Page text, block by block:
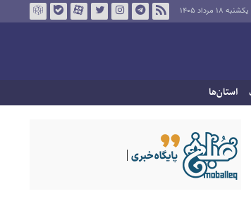
یکشنبه ۱۸ مرداد ۱۴۰۵
استان‌ها